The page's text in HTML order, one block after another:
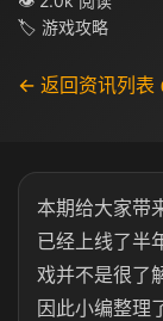
🏷 游戏攻略
← 返回资讯列表
本期给大家带
已经上线了半
戏并不是很了
因此小编整理